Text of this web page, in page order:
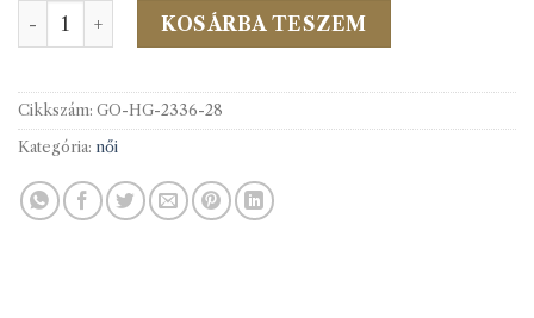
2336/28 Móni divatgomb (matt) mennyiség
KOSÁRBA TESZEM
Cikkszám: GO-HG-2336-28
Kategória: női